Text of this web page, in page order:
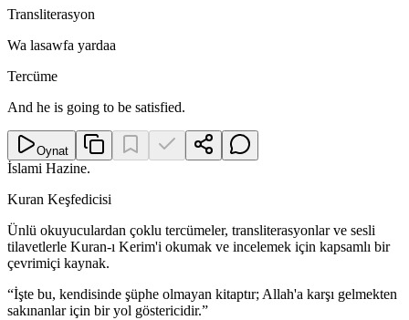
Transliterasyon
Wa lasawfa yardaa
Tercüme
And he is going to be satisfied.
Oynat
İslami Hazine.
Kuran Keşfedicisi
Ünlü okuyuculardan çoklu tercümeler, transliterasyonlar ve sesli
tilavetlerle Kuran-ı Kerim'i okumak ve incelemek için kapsamlı bir
çevrimiçi kaynak.
“İşte bu, kendisinde şüphe olmayan kitaptır; Allah'a karşı gelmekten
sakınanlar için bir yol göstericidir.”